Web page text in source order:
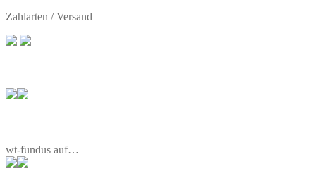
Zahlarten / Versand
wt-fundus auf…